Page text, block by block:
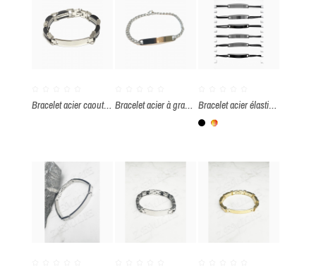
Bracelet acier caoutchouc à graver Bracelet acier à graver Bracelet acier élastique plaque à graver par paquet de 12 pièces
NoirMulticolore